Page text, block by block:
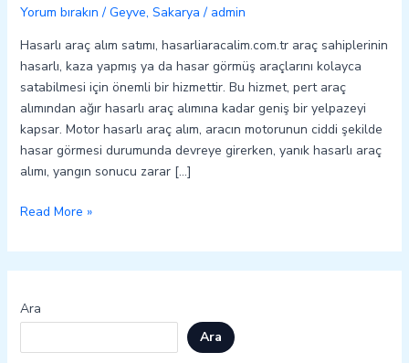
Yorum bırakın / Geyve, Sakarya / admin
Hasarlı araç alım satımı, hasarliaracalim.com.tr araç sahiplerinin
hasarlı, kaza yapmış ya da hasar görmüş araçlarını kolayca
satabilmesi için önemli bir hizmettir. Bu hizmet, pert araç
alımından ağır hasarlı araç alımına kadar geniş bir yelpazeyi
kapsar. Motor hasarlı araç alım, aracın motorunun ciddi şekilde
hasar görmesi durumunda devreye girerken, yanık hasarlı araç
alımı, yangın sonucu zarar […]
Read More »
Ara
Ara